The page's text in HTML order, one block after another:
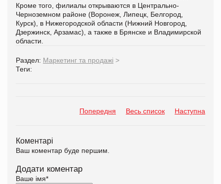
Кроме того, филиалы открываются в Центрально-
Черноземном районе (Воронеж, Липецк, Белгород,
Курск), в Нижегородской области (Нижний Новгород,
Дзержинск, Арзамас), а также в Брянске и Владимирской
области.
Раздел: Маркетинг та продажі >
Теги:
Попередня Весь список Наступна
Коментарі
Ваш коментар буде першим.
Додати коментар
Ваше імя*